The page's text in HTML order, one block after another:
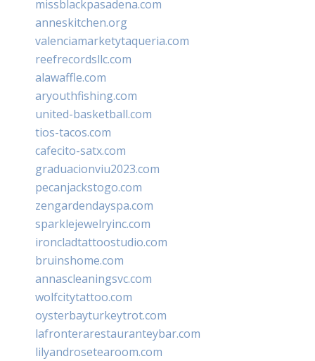
missblackpasadena.com
anneskitchen.org
valenciamarketytaqueria.com
reefrecordsllc.com
alawaffle.com
aryouthfishing.com
united-basketball.com
tios-tacos.com
cafecito-satx.com
graduacionviu2023.com
pecanjackstogo.com
zengardendayspa.com
sparklejewelryinc.com
ironcladtattoostudio.com
bruinshome.com
annascleaningsvc.com
wolfcitytattoo.com
oysterbayturkeytrot.com
lafronterarestauranteybar.com
lilyandrosetearoom.com